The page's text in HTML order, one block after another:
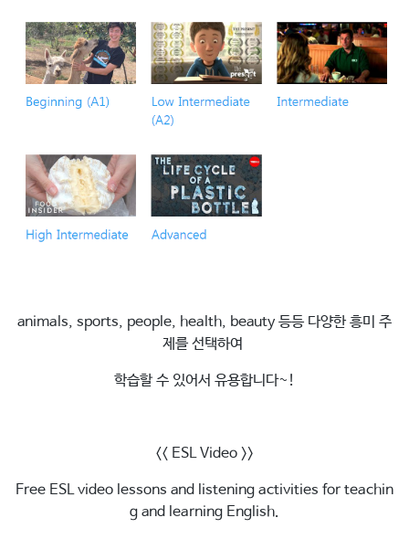
animals, sports, people, health, beauty 등등 다양한 흥미 주
제를 선택하여
학습할 수 있어서 유용합니다~!
<< ESL Video >>
Free ESL video lessons and listening activities for teachin
g and learning English.